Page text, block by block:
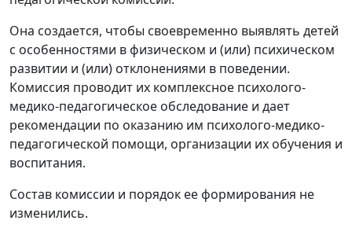
Она создается, чтобы своевременно выявлять детей
с особенностями в физическом и (или) психическом
развитии и (или) отклонениями в поведении.
Комиссия проводит их комплексное психолого-
медико-педагогическое обследование и дает
рекомендации по оказанию им психолого-медико-
педагогической помощи, организации их обучения и
воспитания.
Состав комиссии и порядок ее формирования не
изменились.